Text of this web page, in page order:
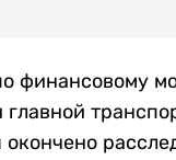
финансовому